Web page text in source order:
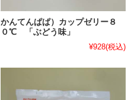
かんてんぱぱ）カップゼリー８
０℃ 「ぶどう味」
¥928(税込)